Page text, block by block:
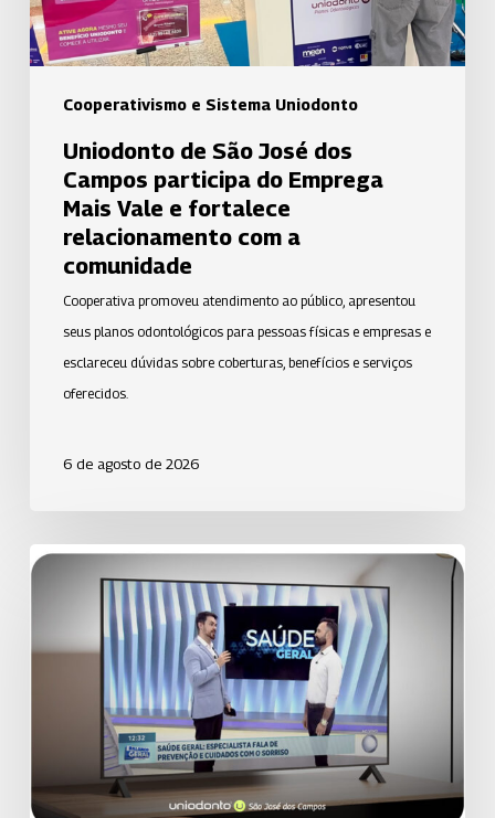
Cooperativismo e Sistema Uniodonto
Emprega
Mais
Vale
fortalece
relacionamento
com
Uniodonto de São José dos
Campos participa do Emprega
Mais Vale e fortalece
relacionamento com a
comunidade
Cooperativa promoveu atendimento ao público, apresentou
seus planos odontológicos para pessoas físicas e empresas e
esclareceu dúvidas sobre coberturas, benefícios e serviços
oferecidos.
6 de agosto de 2026
Uniodonto
orienta
população
prevenção
cárie